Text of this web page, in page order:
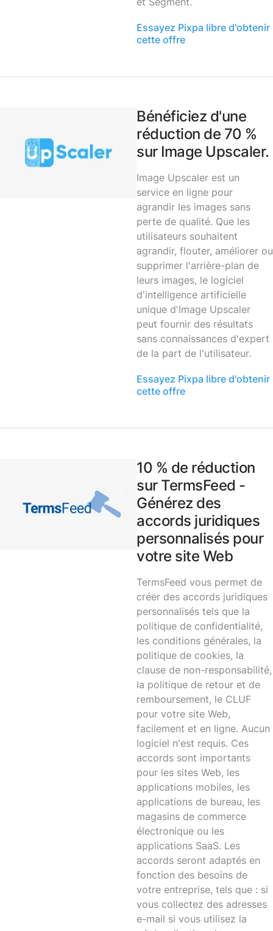
Essayez Pixpa libre d'obtenir
cette offre
Bénéficiez d'une
réduction de 70 %
sur Image Upscaler.
Image Upscaler est un
service en ligne pour
agrandir les images sans
perte de qualité. Que les
utilisateurs souhaitent
agrandir, flouter, améliorer ou
supprimer l'arrière-plan de
leurs images, le logiciel
d'intelligence artificielle
unique d'Image Upscaler
peut fournir des résultats
sans connaissances d'expert
de la part de l'utilisateur.
Essayez Pixpa libre d'obtenir
cette offre
10 % de réduction
sur TermsFeed -
Générez des
accords juridiques
personnalisés pour
votre site Web
TermsFeed vous permet de
créer des accords juridiques
personnalisés tels que la
politique de confidentialité,
les conditions générales, la
politique de cookies, la
clause de non-responsabilité,
la politique de retour et de
remboursement, le CLUF
pour votre site Web,
facilement et en ligne. Aucun
logiciel n'est requis. Ces
accords sont importants
pour les sites Web, les
applications mobiles, les
applications de bureau, les
magasins de commerce
électronique ou les
applications SaaS. Les
accords seront adaptés en
fonction des besoins de
votre entreprise, tels que : si
vous collectez des adresses
e-mail si vous utilisez la